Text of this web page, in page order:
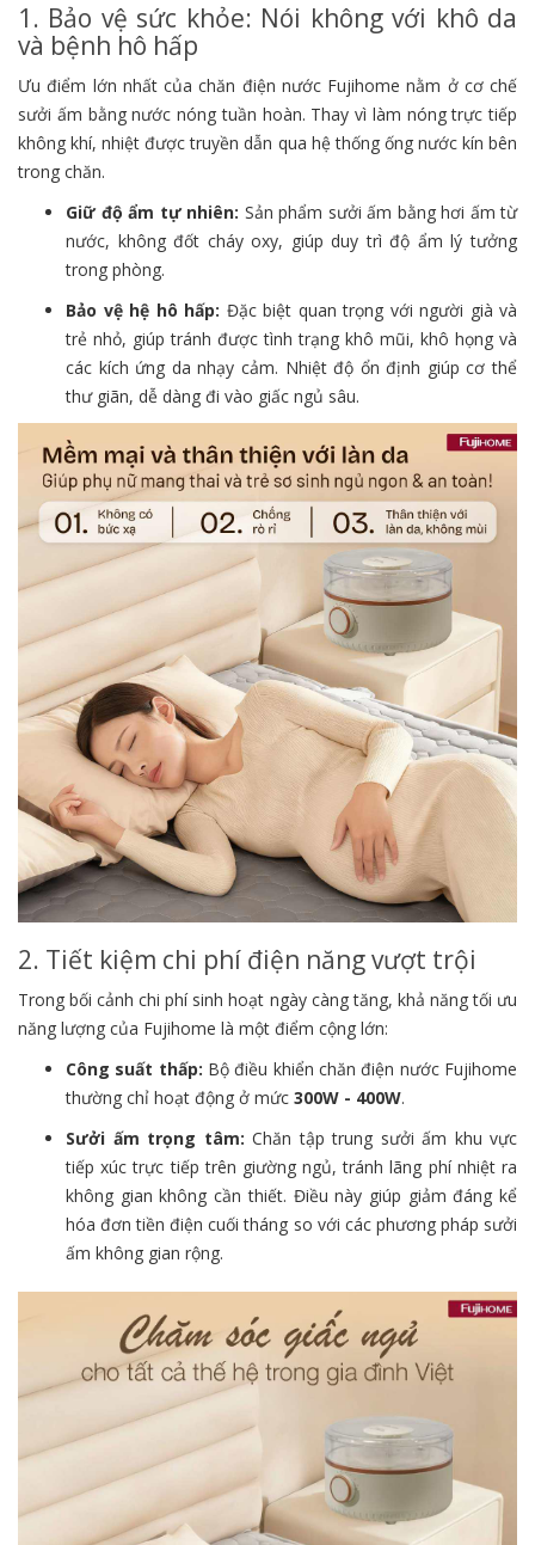
1. Bảo vệ sức khỏe: Nói không với khô da
và bệnh hô hấp
Ưu điểm lớn nhất của chăn điện nước Fujihome nằm ở cơ chế
sưởi ấm bằng nước nóng tuần hoàn. Thay vì làm nóng trực tiếp
không khí, nhiệt được truyền dẫn qua hệ thống ống nước kín bên
trong chăn.
Giữ độ ẩm tự nhiên: Sản phẩm sưởi ấm bằng hơi ấm từ
nước, không đốt cháy oxy, giúp duy trì độ ẩm lý tưởng
trong phòng.
Bảo vệ hệ hô hấp: Đặc biệt quan trọng với người già và
trẻ nhỏ, giúp tránh được tình trạng khô mũi, khô họng và
các kích ứng da nhạy cảm. Nhiệt độ ổn định giúp cơ thể
thư giãn, dễ dàng đi vào giấc ngủ sâu.
2. Tiết kiệm chi phí điện năng vượt trội
Trong bối cảnh chi phí sinh hoạt ngày càng tăng, khả năng tối ưu
năng lượng của Fujihome là một điểm cộng lớn:
Công suất thấp: Bộ điều khiển chăn điện nước Fujihome
thường chỉ hoạt động ở mức 300W - 400W.
Sưởi ấm trọng tâm: Chăn tập trung sưởi ấm khu vực
tiếp xúc trực tiếp trên giường ngủ, tránh lãng phí nhiệt ra
không gian không cần thiết. Điều này giúp giảm đáng kể
hóa đơn tiền điện cuối tháng so với các phương pháp sưởi
ấm không gian rộng.